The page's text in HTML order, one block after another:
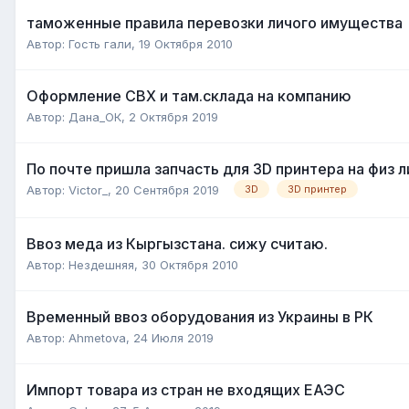
таможенные правила перевозки личого имущества
Автор: Гость гали, 19 Октября 2010
Оформление СВХ и там.склада на компанию
Автор: Дана_ОК, 2 Октября 2019
По почте пришла запчасть для 3D принтера на физ
Автор: Victor_ , 20 Сентября 2019 3D 3D принтер
Ввоз меда из Кыргызстана. сижу считаю.
Автор: Нездешняя, 30 Октября 2010
Временный ввоз оборудования из Украины в РК
Автор: Ahmetova, 24 Июля 2019
Импорт товара из стран не входящих ЕАЭС